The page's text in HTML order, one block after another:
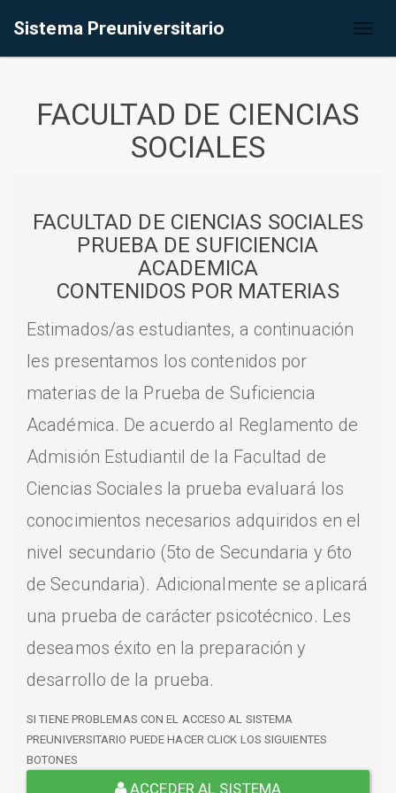
Sistema Preuniversitario
FACULTAD DE CIENCIAS
SOCIALES
FACULTAD DE CIENCIAS SOCIALES
PRUEBA DE SUFICIENCIA
ACADEMICA
CONTENIDOS POR MATERIAS
Estimados/as estudiantes, a continuación
les presentamos los contenidos por
materias de la Prueba de Suficiencia
Académica. De acuerdo al Reglamento de
Admisión Estudiantil de la Facultad de
Ciencias Sociales la prueba evaluará los
conocimientos necesarios adquiridos en el
nivel secundario (5to de Secundaria y 6to
de Secundaria). Adicionalmente se aplicará
una prueba de carácter psicotécnico. Les
deseamos éxito en la preparación y
desarrollo de la prueba.
SI TIENE PROBLEMAS CON EL ACCESO AL SISTEMA
PREUNIVERSITARIO PUEDE HACER CLICK LOS SIGUIENTES
BOTONES
ACCEDER AL SISTEMA